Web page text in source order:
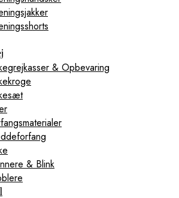
& Opbevaring
& Blink